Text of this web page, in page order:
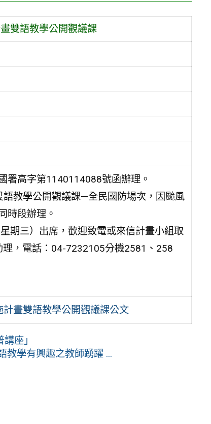
雙語教學公開觀議課
署高字第1140114088號函辦理。
教學公開觀議課—全民國防場次，因颱風
時段辦理。
期三）出席，歡迎致電或來信計畫小組取
，電話：04-7232105分機2581、258
畫雙語教學公開觀議課公文
座」
教學有興趣之教師踴躍 ...